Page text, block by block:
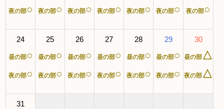
夜の部○ 夜の部○ 夜の部○ 夜の部○ 夜の部○ 夜の部○ 夜の部○
24
昼の部○
夜の部○
25
昼の部○
夜の部○
26
昼の部○
夜の部○
27
昼の部○
夜の部○
28
昼の部○
夜の部○
29
昼の部○
夜の部○
30
昼の部 △
夜の部 △
31